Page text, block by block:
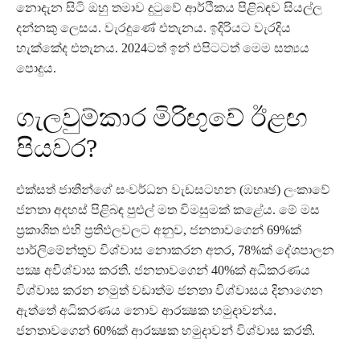
නොදැන සිටි ඔහු තමාව දුටුවේ ආර්ථිකය පිළිබඳව සියල්ල
දන්නකු ලෙසය. වැරදුණේ එතැනය. ඉදිරියට වැරදිය
හැක්කේද එතැනය. 2024ටත් ඉන් එපිටටත් මෙම සත්‍යය
පොදුය.
ගැලවුම්කාර මිරිඟුවේ ඊළඟ
පියවර?
එක්සත් ජාතීන්ගේ සංවර්ධන වැඩසටහන (ඹභෘඡ) ලංකාවේ
ජනතා අදහස් පිළිබඳ පුළුල් මත විමසුමක් කළේය. මේ මස
ප්‍රකාශිත එහි ප්‍රතිඵලවලට අනුව, ජනතාවගෙන් 69%ක්
පාර්ලිමේන්තුව විශ්වාස නොකරන අතර, 78%ක් දේශපාලන
පක්‍ෂ අවිශ්වාස කරති. ජනතාවගෙන් 40%ක් අධිකරණය
විශ්වාස කරන නමුත් වඩාත්ම ජනතා විශ්වාසය දිනාගෙන
ඇත්තේ අධිකරණය නොව ආරක්‍ෂක හමුදාවන්ය.
ජනතාවගෙන් 60%ක් ආරක්‍ෂක හමුදාවන් විශ්වාස කරති.